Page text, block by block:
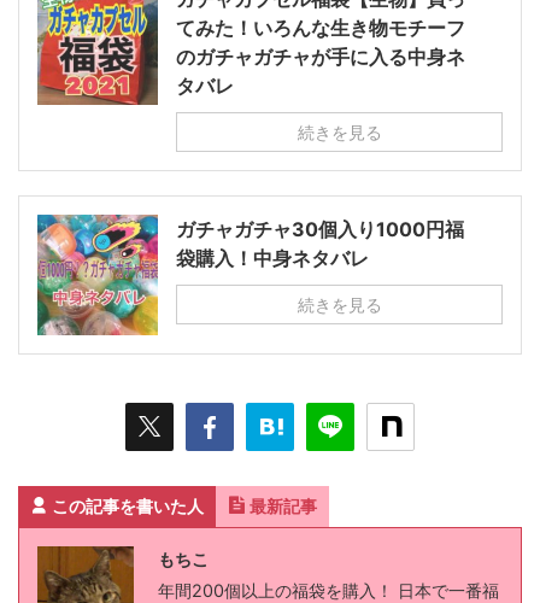
てみた！いろんな生き物モチーフ
のガチャガチャが手に入る中身ネ
タバレ
続きを見る
ガチャガチャ30個入り1000円福
袋購入！中身ネタバレ
続きを見る
この記事を書いた人 最新記事
もちこ
年間200個以上の福袋を購入！ 日本で一番福